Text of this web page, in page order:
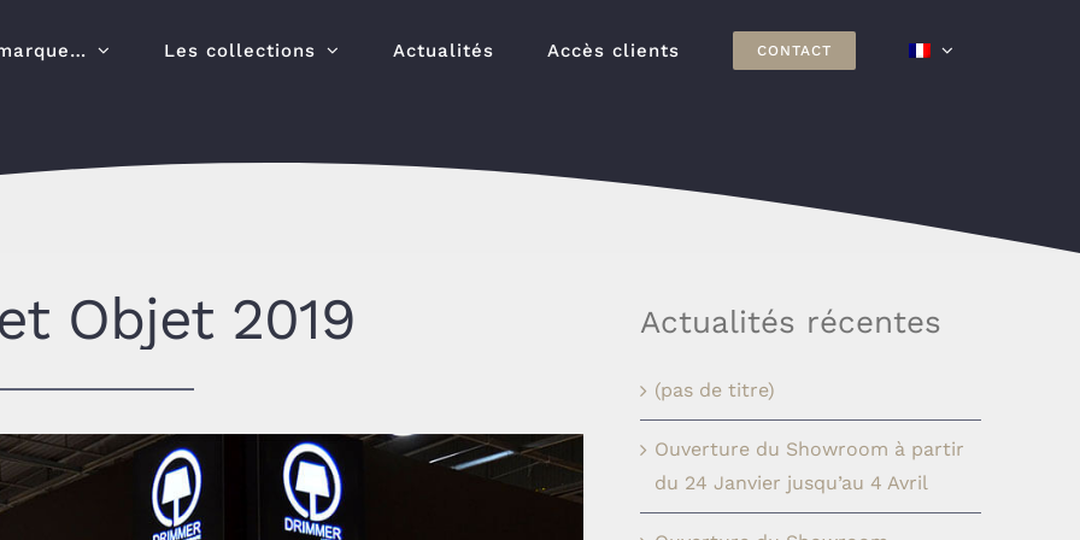
Les collections Actualités Accès clients CONTACT
Objet 2019 Actualités récentes
(pas de titre)
Ouverture du Showroom à partir
du 24 Janvier jusqu’au 4 Avril